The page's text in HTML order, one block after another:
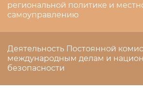
региональной политике и
самоуправлению
Деятельность Постоянной
международным делам и
безопасности